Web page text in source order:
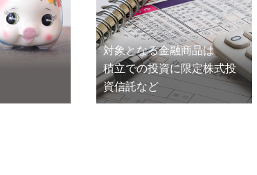
対象となる金融商品は
積立での投資に限定株式投
資信託など